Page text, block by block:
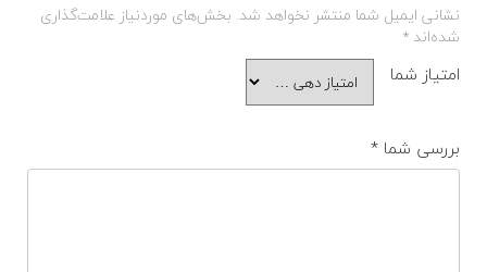
نشانی ایمیل شما منتشر نخواهد شد. بخش‌های موردنیاز علامت‌گذاری
شده‌اند *
امتیاز شما
بررسی شما *